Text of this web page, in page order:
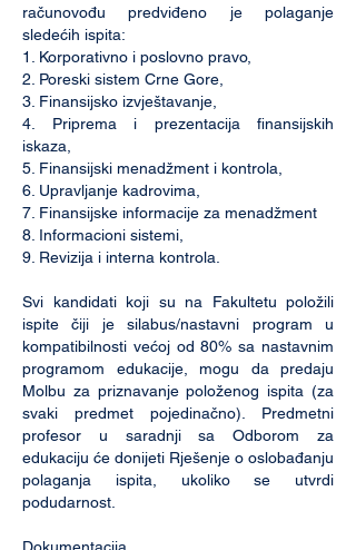
računovođu predviđeno je polaganje
sledećih ispita:
1. Korporativno i poslovno pravo,
2. Poreski sistem Crne Gore,
3. Finansijsko izvještavanje,
4. Priprema i prezentacija finansijskih
iskaza,
5. Finansijski menadžment i kontrola,
6. Upravljanje kadrovima,
7. Finansijske informacije za menadžment
8. Informacioni sistemi,
9. Revizija i interna kontrola.
Svi kandidati koji su na Fakultetu položili
ispite čiji je silabus/nastavni program u
kompatibilnosti većoj od 80% sa nastavnim
programom edukacije, mogu da predaju
Molbu za priznavanje položenog ispita (za
svaki predmet pojedinačno). Predmetni
profesor u saradnji sa Odborom za
edukaciju će donijeti Rješenje o oslobađanju
polaganja ispita, ukoliko se utvrdi
podudarnost.